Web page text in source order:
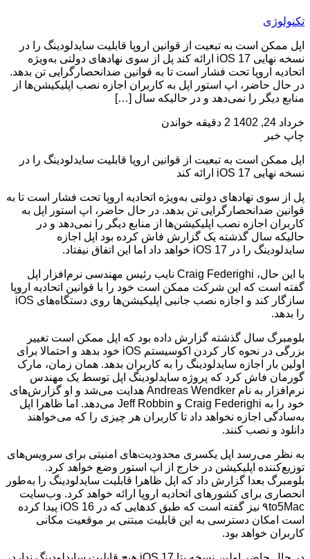
تکنولوژی
اپل ممکن است به تبعیت از قوانین اروپا قابلیت سایدلودینگ را در
نسخه نهایی iOS 17 ارائه کند پل از سوی نهادهای دولتی به‌ویژه
اتحادیه اروپا تحت فشار است تا به قوانین ضدانحصارگرایی تن بدهد.
در حال حاضر، اپ استور اپل به کاربران اجازه نصب اپلیکیشن‌ها از
منابع دیگر را نمی‌دهد و در حالیکه سال […]
خرداد 24, 1402
2 دقیقه خواندن
چاپ خبر
اپل ممکن است به تبعیت از قوانین اروپا قابلیت سایدلودینگ را در
نسخه نهایی iOS 17 ارائه کند
پل از سوی نهادهای دولتی به‌ویژه اتحادیه اروپا تحت فشار است تا به
قوانین ضدانحصارگرایی تن بدهد. در حال حاضر، اپ استور اپل به
کاربران اجازه نصب اپلیکیشن‌ها از منابع دیگر را نمی‌دهد و در
حالیکه سال گذشته یک گزارش فاش کرده بود اپل اجازه
سایدلودینگ را در iOS 17 خواهد داد اما این اتفاق نیفتاد.
با این حال، Craig Federighi نایب رئیس مهندسی نرم‌افزار اپل
گفته است که این شرکت ممکن است خود را با قوانین اتحادیه اروپا
سازگار کند و اجازه نصب جانبی اپلیکیشن‌ها روی دستگاه‌های iOS
را بدهد.
بلومبرگ سال گذشته گزارش داده بود که اپل ممکن است تغییر
بزرگی در نحوه کار کردن اکوسیستم iOS خود بدهد و احتمالا برای
اولین بار اجازه سایدلودینگ را به کاربران بدهد. همان زمان، مارک
گورمان فاش کرد که پروژه سایدلودینگ اپل توسط یک مهندس
نرم‌افزار به نام Andreas Wendker هدایت می‌شد و او گزارش‌های
خود را به Craig Federighi و Jeff Robbin می‌دهد. اما ظاهرا اپل
به‌سادگی اجازه نخواهد داد تا کاربران هر چیزی را که می‌خواهند
دانلود و نصب کنند.
به نظر می‌رسد اپل یکسری محدودیت‌های امنیتی برای سرویس‌های
توزیع‌کننده اپلیکیشن در خارج از اپ استور وضع خواهد کرد.
بلومبرگ بعدا گزارش داد که اپل ظاهرا قابلیت سایدلودینگ را به‌طور
انحصاری برای کشورهای اتحادیه اروپا ارائه خواهد کرد. وب‌سایت
۹to5Mac نیز گفته است که طبق کدهایی که در iOS 16 پیدا کرده
است امکان دسترسی به این قابلیت مبتنی بر موقعیت مکانی
کاربران خواهد بود.